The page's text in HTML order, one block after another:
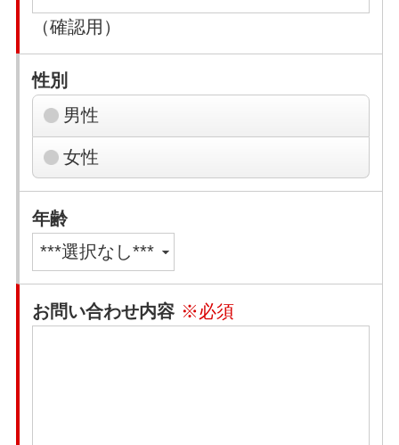
（確認用）
性別
男性
女性
年齢
お問い合わせ内容 ※必須